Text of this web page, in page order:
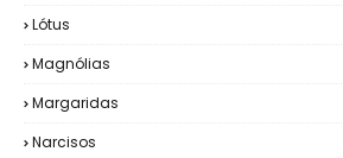
Lótus
Magnólias
Margaridas
Narcisos